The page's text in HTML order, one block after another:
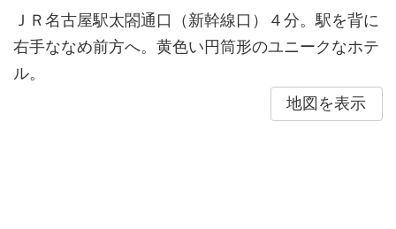
ＪＲ名古屋駅太閤通口（新幹線口）４分。駅を背に
右手ななめ前方へ。黄色い円筒形のユニークなホテ
ル。
地図を表示